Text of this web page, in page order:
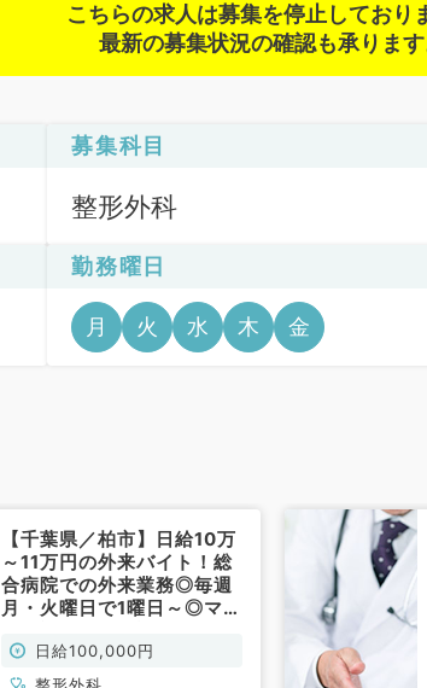
こちらの求人は募集を停止しており
最新の募集状況の確認も承ります
募集科目
整形外科
勤務曜日
月 火 水 木 金
【千葉県／柏市】日給10万
～11万円の外来バイト！総
合病院での外来業務◎毎週
月・火曜日で1曜日～◎マイ
外科／非常勤）
日給100,000円